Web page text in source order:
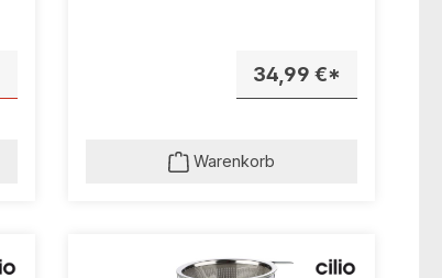
34,99 €*
Warenkorb